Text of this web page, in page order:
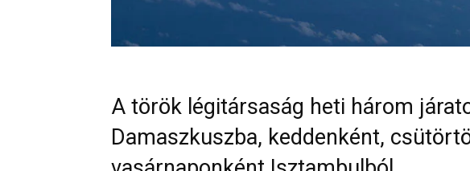
A török légitársaság heti három
Damaszkuszba, keddenként,